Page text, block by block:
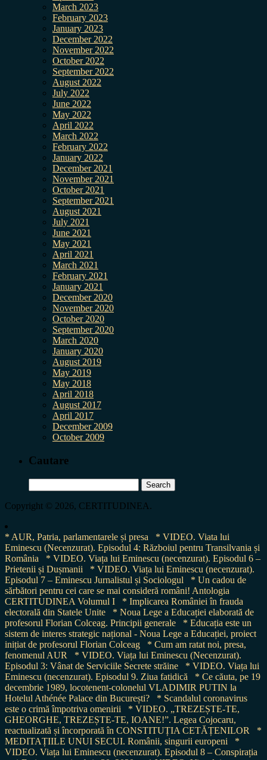
March 2023
February 2023
January 2023
December 2022
November 2022
October 2022
September 2022
August 2022
July 2022
June 2022
May 2022
April 2022
March 2022
February 2022
January 2022
December 2021
November 2021
October 2021
September 2021
August 2021
July 2021
June 2021
May 2021
April 2021
March 2021
February 2021
January 2021
December 2020
November 2020
October 2020
September 2020
March 2020
January 2020
August 2019
May 2019
May 2018
April 2018
August 2017
April 2017
December 2009
October 2009
Cautare
for:
Copyright © 2026, CERTITUDINEA.
* AUR, Patria, parlamentarele și presa
* VIDEO. Viata lui
Eminescu (Necenzurat). Episodul 4: Războiul pentru Transilvania și
România
* VIDEO. Viața lui Eminescu (necenzurat). Episodul 6 –
Prietenii și Dușmanii
* VIDEO. Viața lui Eminescu (necenzurat).
Episodul 7 – Eminescu Jurnalistul și Sociologul
* Un cadou de
sărbători pentru cei care se mai consideră români! Antologia
CERTITUDINEA Volumul I
* Implicarea României în frauda
electorală din Statele Unite
* Noua Lege a Educației elaborată de
profesorul Florian Colceag. Principii generale
* Educația este un
sistem de interes strategic național - Noua Lege a Educației, proiect
inițiat de profesorul Florian Colceag
* Cum am ratat noi, presa,
fenomenul AUR
* VIDEO. Viața lui Eminescu (Necenzurat).
Episodul 3: Vânat de Serviciile Secrete străine
* VIDEO. Viața lui
Eminescu (necenzurat). Episodul 9. Ziua fatidică
* Ce căuta, pe 19
decembrie 1989, locotenent-colonelul VLADIMIR PUTIN la
Hotelul Athénée Palace din București?
* Scandalul coronavirus
este o crimă împotriva omenirii
* VIDEO. „TREZEȘTE-TE,
GHEORGHE, TREZEȘTE-TE, IOANE!”. Legea Cojocaru,
reactualizată și încorporată în CONSTITUȚIA CETĂȚENILOR
*
MEDITAȚIILE UNUI SECUI. Românii, singurii europeni
*
VIDEO. Viața lui Eminescu (necenzurat). Episodul 8 – Conspirația